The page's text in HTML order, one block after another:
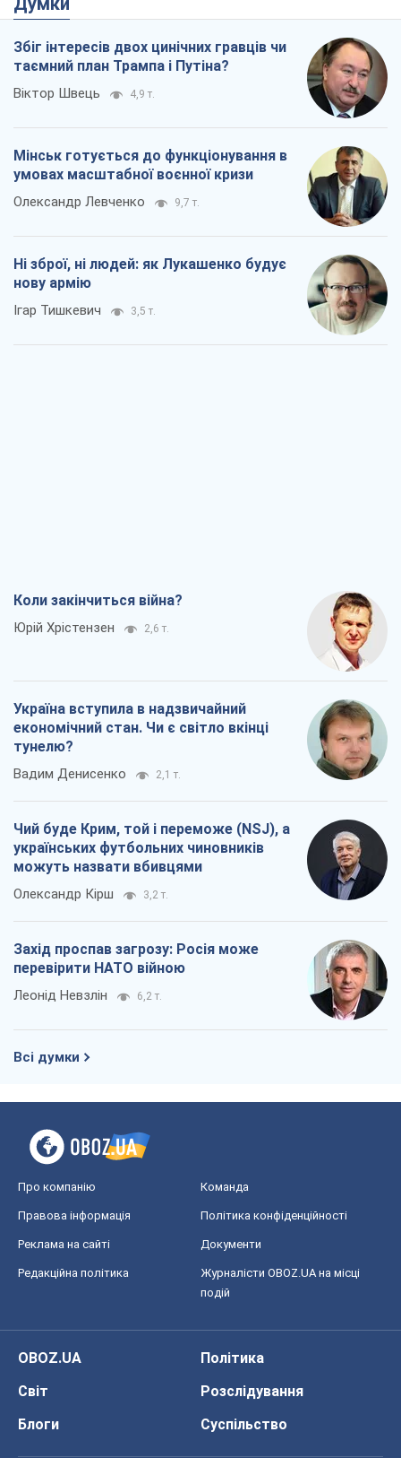
Збіг інтересів двох цинічних гравців чи
таємний план Трампа і Путіна?
Віктор Швець 4,9 т.
Мінськ готується до функціонування в
умовах масштабної воєнної кризи
Олександр Левченко 9,7 т.
Ні зброї, ні людей: як Лукашенко будує
нову армію
Ігар Тишкевич 3,5 т.
Коли закінчиться війна?
Юрій Хрістензен 2,6 т.
Україна вступила в надзвичайний
економічний стан. Чи є світло вкінці
тунелю?
Вадим Денисенко 2,1 т.
Чий буде Крим, той і переможе (NSJ), а
українських футбольних чиновників
можуть назвати вбивцями
Олександр Кірш 3,2 т.
Захід проспав загрозу: Росія може
перевірити НАТО війною
Леонід Невзлін 6,2 т.
Всі думки
Про компанію Команда
Правова інформація Політика конфіденційності
Реклама на сайті Документи
Редакційна політика
Журналісти OBOZ.UA на місці
подій
OBOZ.UA
Політика
Світ
Розслідування
Блоги
Суспільство